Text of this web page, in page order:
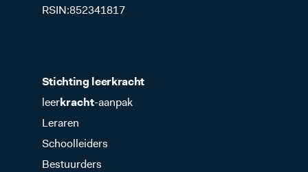
RSIN:852341817
Stichting leerkracht
leerkracht-aanpak
Leraren
Schoolleiders
Bestuurders